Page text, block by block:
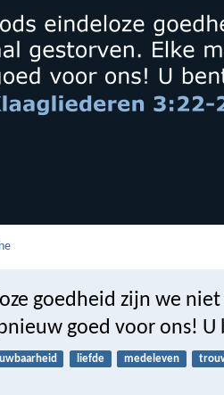
goedheid zijn we
goed voor ons!
liefde medeleven